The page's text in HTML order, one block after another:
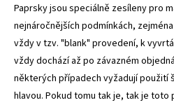
Paprsky jsou speciálně zesíleny pro
nejnáročnějších podmínkách,
vždy v tzv. "blank" provedení, k
vždy dochází až po závazném
některých případech vyžadují použití
hlavou. Pokud tomu tak je, tak je